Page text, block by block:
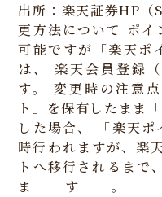
出所：楽天証券HP（
更方法について ポイ
可能ですが「楽天ポ
は、
楽天会員登録
す。
変更時の注意
ト」を保有したまま
した場合、
「楽天
時行われますが、楽
トへ移行されるまで
ます。